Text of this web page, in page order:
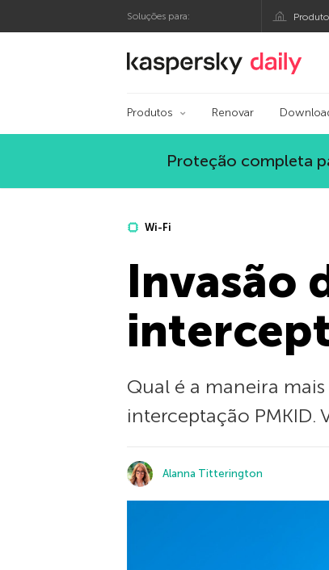
Soluções para:
Blog oficial da
Produtos Renovar
Proteção completa
Wi-Fi
Invasão
Qual é a maneira
interceptação PMKID.
Alanna Titterington